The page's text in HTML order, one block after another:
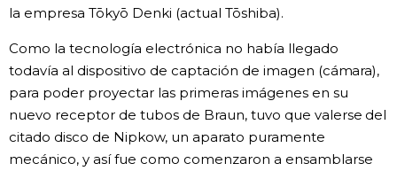
la empresa Tōkyō Denki (actual Tōshiba).
Como la tecnología electrónica no había llegado
todavía al dispositivo de captación de imagen (cámara),
para poder proyectar las primeras imágenes en su
nuevo receptor de tubos de Braun, tuvo que valerse del
citado disco de Nipkow, un aparato puramente
mecánico, y así fue como comenzaron a ensamblarse